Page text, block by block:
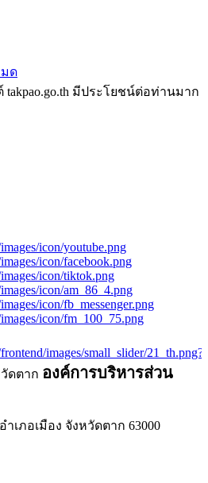
มด
มีประโยชน์ต่อท่านมาก
องค์การบริหารส่วน
เภอเมือง จังหวัดตาก 63000